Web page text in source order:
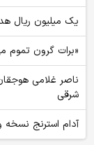
یک میلیون ریال
«برات گرون تموم
ناصر غلامی
شرقی
آدام استرنج